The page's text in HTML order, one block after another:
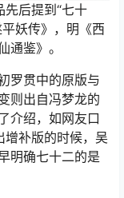
后提到“七十
妖传》，明《西
通鉴》。
罗贯中的原版与
则出自冯梦龙的
介绍，如网友口
补版的时候，吴
明确七十二的是